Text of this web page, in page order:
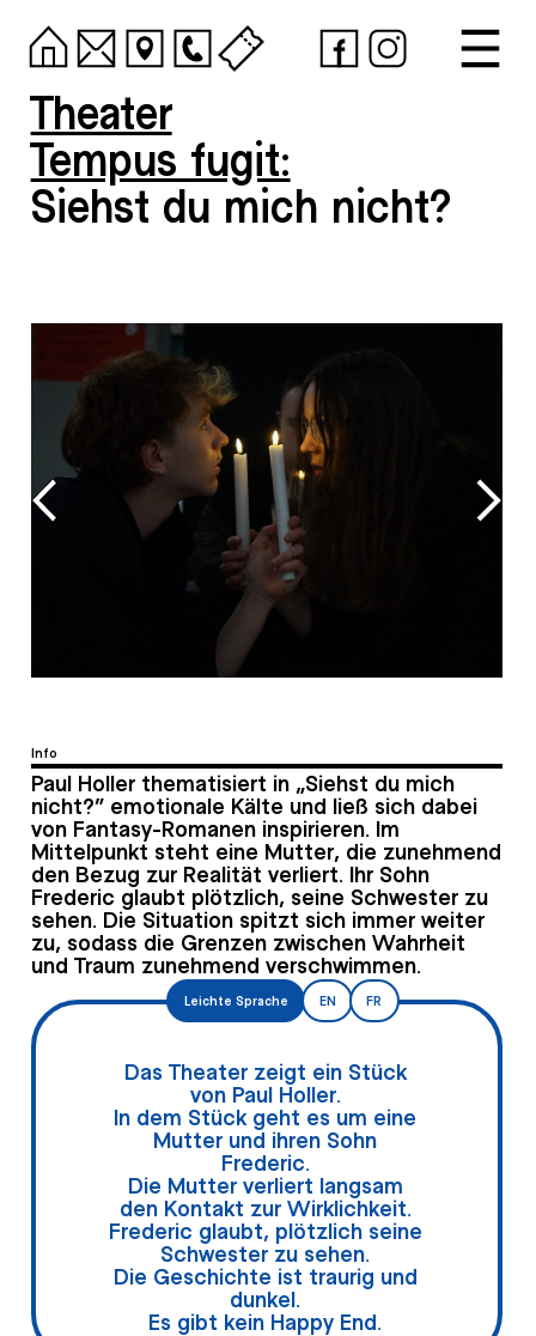
Theater
Tempus fugit:
Siehst du mich nicht?
Info
Paul Holler thematisiert in „Siehst du mich
nicht?“ emotionale Kälte und ließ sich dabei
von Fantasy-Romanen inspirieren. Im
Mittelpunkt steht eine Mutter, die zunehmend
den Bezug zur Realität verliert. Ihr Sohn
Frederic glaubt plötzlich, seine Schwester zu
sehen. Die Situation spitzt sich immer weiter
zu, sodass die Grenzen zwischen Wahrheit
und Traum zunehmend verschwimmen.
Leichte Sprache EN FR
Das Theater zeigt ein Stück
von Paul Holler.
In dem Stück geht es um eine
Mutter und ihren Sohn
Frederic.
Die Mutter verliert langsam
den Kontakt zur Wirklichkeit.
Frederic glaubt, plötzlich seine
Schwester zu sehen.
Die Geschichte ist traurig und
dunkel.
Es gibt kein Happy End.